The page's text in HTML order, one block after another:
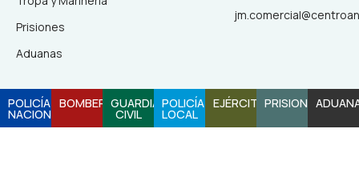
o
o
k
-
g
a
m
Prisiones
Aduanas
POLICÍA
NACIONAL
BOMBEROSGUARDIA
CIVIL
POLICÍA
LOCAL
EJÉRCITOPRISIONES